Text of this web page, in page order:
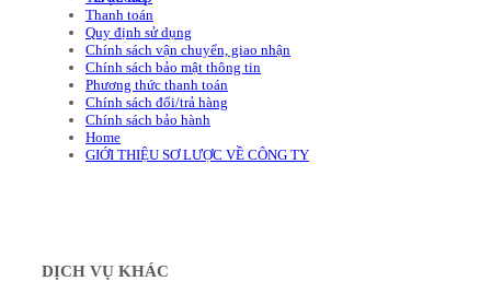
Thanh toán
Quy định sử dụng
Chính sách vận chuyển, giao nhận
Chính sách bảo mật thông tin
Phương thức thanh toán
Chính sách đổi/trả hàng
Chính sách bảo hành
Home
GIỚI THIỆU SƠ LƯỢC VỀ CÔNG TY
DỊCH VỤ KHÁC